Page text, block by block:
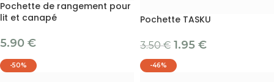
Pochette de rangement pour
lit et canapé
5.90 €
Pochette TASKU
3.50€ 1.95 €
-50% -46%